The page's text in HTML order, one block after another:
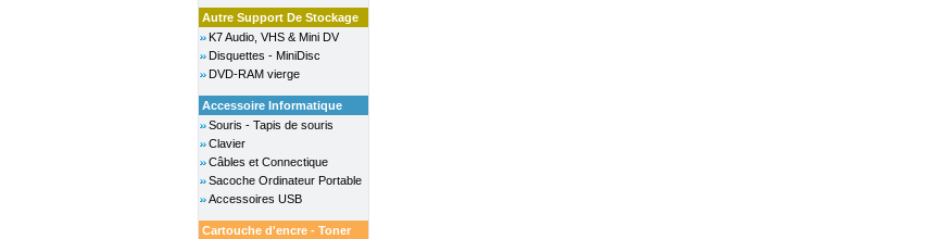
Autre Support De Stockage
K7 Audio, VHS & Mini DV
Disquettes - MiniDisc
DVD-RAM vierge
Accessoire Informatique
Souris - Tapis de souris
Clavier
Câbles et Connectique
Sacoche Ordinateur Portable
Accessoires USB
Cartouche d'encre - Toner